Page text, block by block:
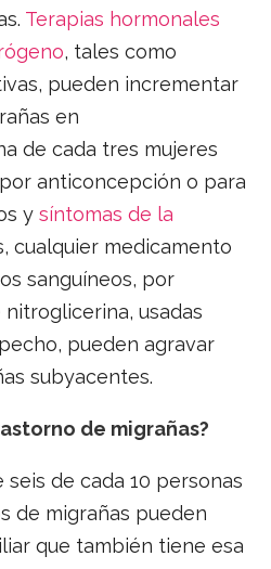
Terapias hormonales
, tales como
pueden incrementar
en
de cada tres mujeres
anticoncepción o para
y síntomas de la
cualquier medicamento
sanguíneos, por
usadas
pueden agravar
subyacentes.
de migrañas?
seis de cada 10 personas
de migrañas pueden
que también tiene esa